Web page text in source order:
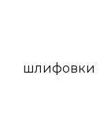
шлифовки